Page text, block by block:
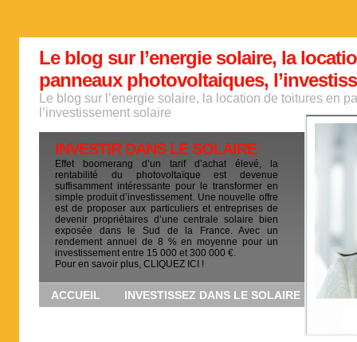
Le blog sur l’energie solaire, la
panneaux photovoltaiques,
Le blog sur l’energie solaire, la location de toitures en
l’investissement solaire
INVESTIR DANS LE SOLAIRE
Effet boomerang d’un tarif d’achat élevé, la
rentabilité du photovoltaïque est devenue
suffisamment intéressante pour le transformer en
simple produit d’investissement. Une nouvelle offre
est de proposer aux particuliers et entreprises de
devenir propriétaires d’une centrale solaire bien
exposée dans le Sud de la France. Avec un
rendement annuel de 8 % en moyenne pour un
investissement entre 15 000 et 300 000 €.
Pour en savoir plus, CLIQUEZ ICI !
ACCUEIL INVESTISSEZ DANS LE SOLAIRE